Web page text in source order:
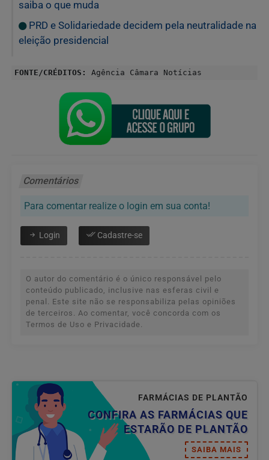
saiba o que muda
PRD e Solidariedade decidem pela neutralidade na
eleição presidencial
FONTE/CRÉDITOS: Agência Câmara Notícias
Comentários
Para comentar realize o login em sua conta!
Login Cadastre-se
O autor do comentário é o único responsável pelo
conteúdo publicado, inclusive nas esferas civil e
penal. Este site não se responsabiliza pelas opiniões
de terceiros. Ao comentar, você concorda com os
Termos de Uso e Privacidade.
FARMÁCIAS DE PLANTÃO
CONFIRA AS FARMÁCIAS QUE
ESTARÃO DE PLANTÃO
SAIBA MAIS